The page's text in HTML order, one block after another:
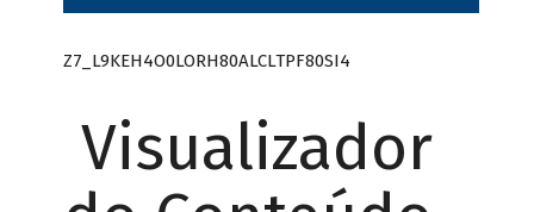
Z7_L9KEH4O0LORH80ALCLTPF80SI4
Visualizador